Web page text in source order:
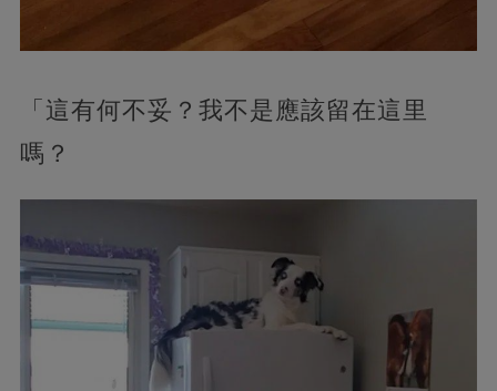
「這有何不妥？我不是應該留在這里
嗎？